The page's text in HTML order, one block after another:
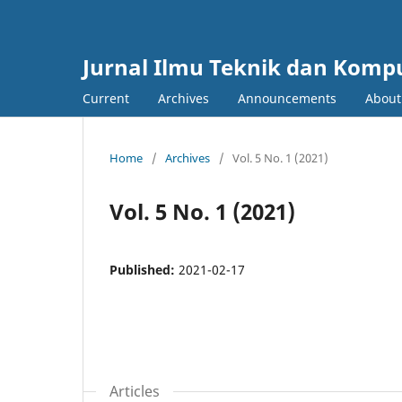
Jurnal Ilmu Teknik dan
Current Archives Announcements About
Home / Archives / Vol. 5 No. 1 (2021)
Vol. 5 No. 1 (2021)
Published: 2021-02-17
Articles